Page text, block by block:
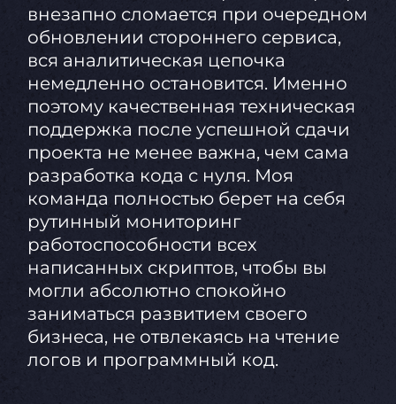
внезапно сломается при очередном
обновлении стороннего сервиса,
вся аналитическая цепочка
немедленно остановится. Именно
поэтому качественная техническая
поддержка после успешной сдачи
проекта не менее важна, чем сама
разработка кода с нуля. Моя
команда полностью берет на себя
рутинный мониторинг
работоспособности всех
написанных скриптов, чтобы вы
могли абсолютно спокойно
заниматься развитием своего
бизнеса, не отвлекаясь на чтение
логов и программный код.